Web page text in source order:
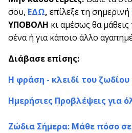
σου, ΕΔΩ, επίλεξε τη σημερινή
ΥΠΟΒΟΛΗ κι αμέσως θα μάθεις
σένα ή για κάποιο άλλο
Διάβασε επίσης:
Η φράση - κλειδί του
Ημερήσιες Προβλέψεις για
Ζώδια Σήμερα: Μάθε πόσο